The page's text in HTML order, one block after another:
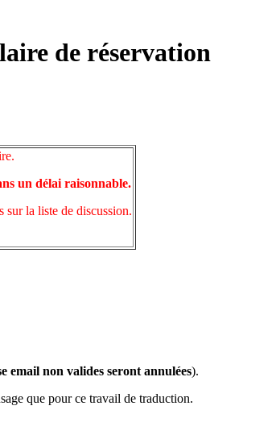
de réservation
un délai raisonnable.
sur la liste de discussion.
email non valides seront annulées).
que pour ce travail de traduction.